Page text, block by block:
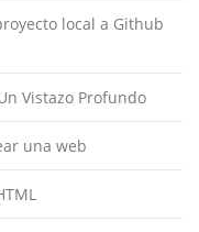
local a Github
Vistazo Profundo
una web